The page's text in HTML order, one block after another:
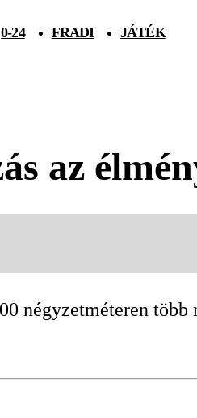
0-24 FRADI JÁTÉK
az
négyzetméteren